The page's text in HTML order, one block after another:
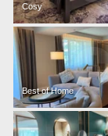
Cosy
Best of Home